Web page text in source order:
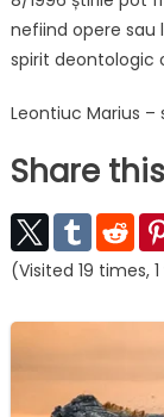
nefiind opere sau
spirit deontologic
Leontiuc Marius –
Share
(Visited 19 times,